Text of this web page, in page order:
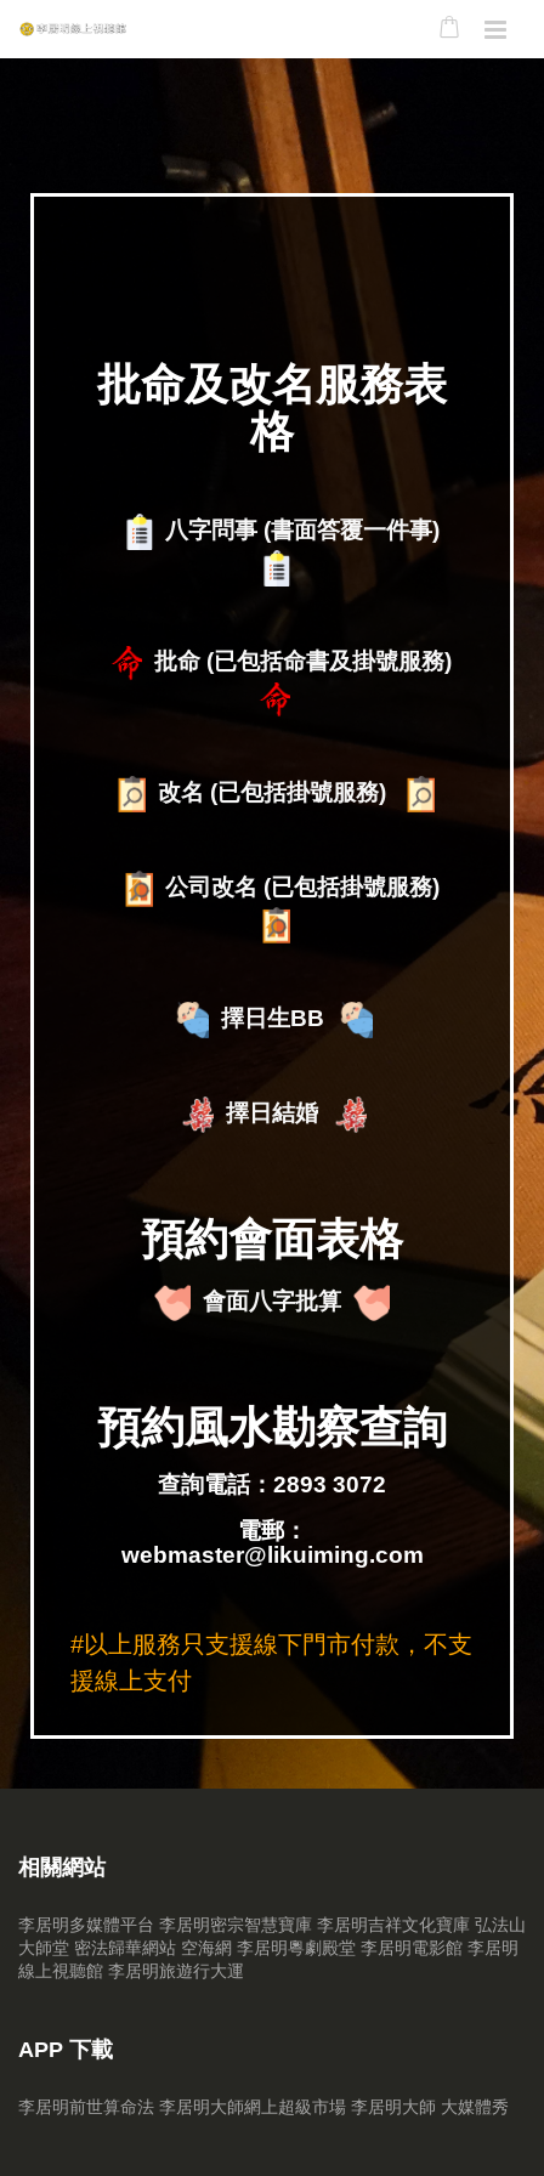
批命及改名服務表
格
八字問事 (書面答覆一件事)
批命 (已包括命書及掛號服務)
改名 (已包括掛號服務)
公司改名 (已包括掛號服務)
擇日生BB
擇日結婚
預約會面表格
會面八字批算
預約風水勘察查詢
查詢電話：2893 3072
電郵：
webmaster@likuiming.com
#以上服務只支援線下門市付款，不支
援線上支付
相關網站
李居明多媒體平台 李居明密宗智慧寶庫 李居明吉祥文化寶庫 弘法山
大師堂 密法歸華網站 空海網 李居明粵劇殿堂 李居明電影館 李居明
線上視聽館 李居明旅遊行大運
APP 下載
李居明前世算命法 李居明大師網上超級市場 李居明大師 大媒體秀